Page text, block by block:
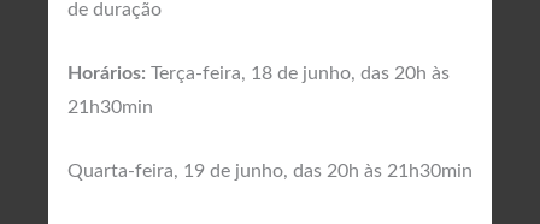
de duração
Horários:
Terça-feira, 18 de junho, das 20h às
21h30min
Quarta-feira, 19 de junho, das 20h às 21h30min